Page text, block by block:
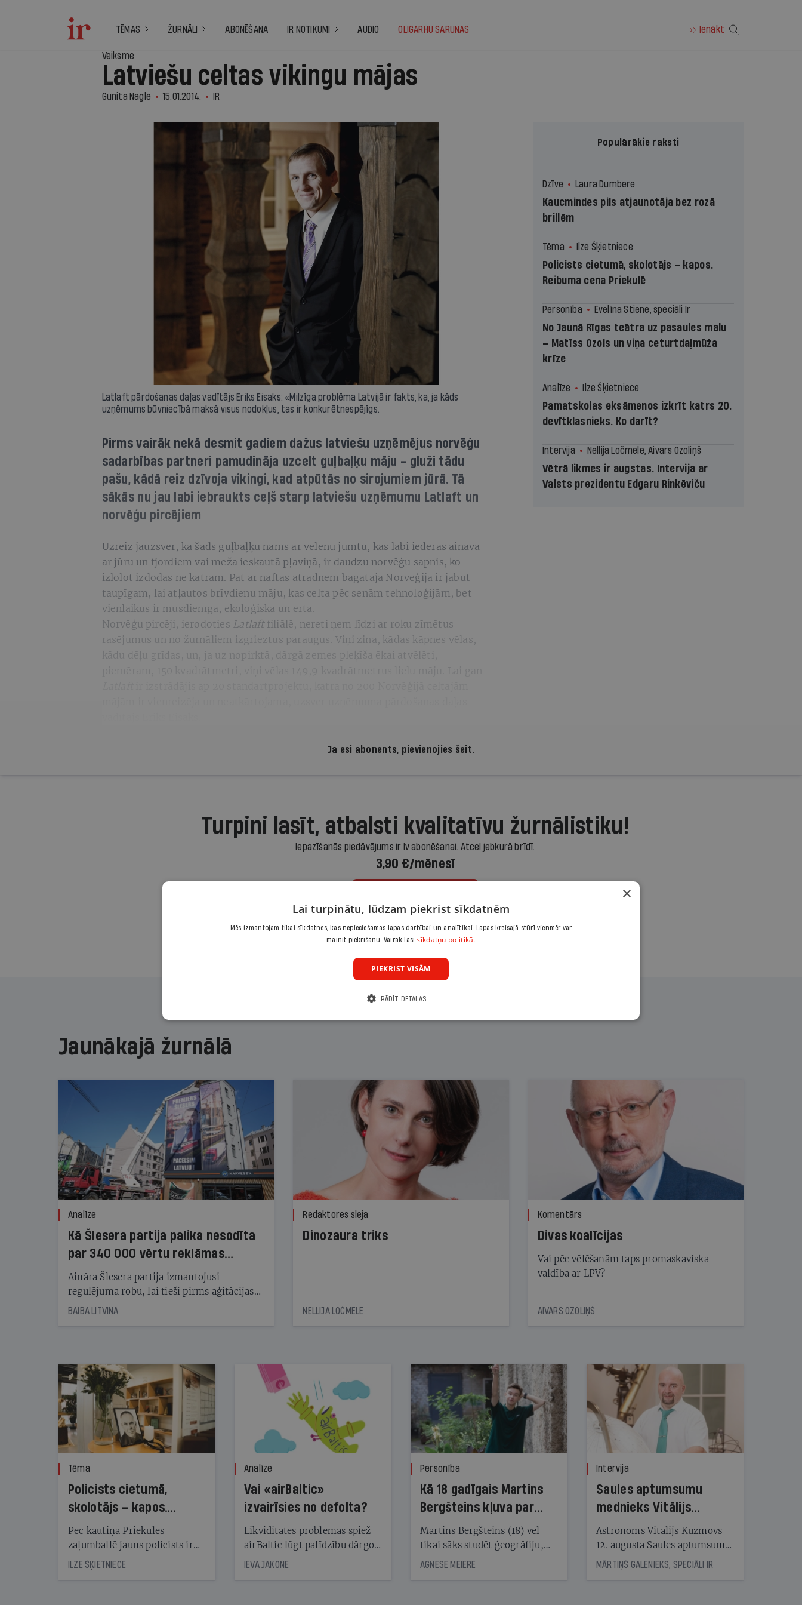
TĒMAS ŽURNĀLI ABONĒŠANA IR NOTIKUMI AUDIO OLIGARHU SARUNAS Ienākt
Veiksme
Latviešu celtas vikingu mājas
Gunita Nagle 15.01.2014. IR
Latlaft pārdošanas daļas vadītājs Eriks Eisaks: «Milzīga problēma Latvijā ir fakts, ka, ja kāds
uzņēmums būvniecībā maksā visus nodokļus, tas ir konkurētnespējīgs.
Pirms vairāk nekā desmit gadiem dažus latviešu uzņēmējus norvēģu
sadarbības partneri pamudināja uzcelt guļbaļķu māju - gluži tādu
pašu, kādā reiz dzīvoja vikingi, kad atpūtās no sirojumiem jūrā. Tā
sākās nu jau labi iebraukts ceļš starp latviešu uzņēmumu Latlaft un
norvēģu pircējiem
Uzreiz jāuzsver, ka šāds guļbaļķu nams ar velēnu jumtu, kas labi iederas ainavā
ar jūru un fjordiem vai meža ieskautā pļaviņā, ir daudzu norvēģu sapnis, ko
izlolot izdodas ne katram. Pat ar naftas atradnēm bagātajā Norvēģijā ir jābūt
taupīgam, lai atļautos brīvdienu māju, kas celta pēc senām tehnoloģijām, bet
vienlaikus ir mūsdienīga, ekoloģiska un ērta.
Norvēģu pircēji, ierodoties Latlaft filiālē, nereti ņem līdzi ar roku zīmētus
rasējumus un no žurnāliem izgrieztus paraugus. Viņi zina, kādas kāpnes vēlas,
kādu dēļu grīdas, un, ja uz nopirktā, dārgā zemes pleķīša ēkai atvēlēti,
Populārākie raksti
Dzīve Laura Dumbere
Kaucmindes pils atjaunotāja bez rozā
brillēm
Tēma Ilze Šķietniece
Policists cietumā, skolotājs – kapos.
Reibuma cena Priekulē
Personība Evelīna Stiene, speciāli Ir
No Jaunā Rīgas teātra uz pasaules malu
– Matīss Ozols un viņa ceturtdaļmūža
krīze
Analīze Ilze Šķietniece
Pamatskolas eksāmenos izkrīt katrs 20.
devītklasnieks. Ko darīt?
Intervija Nellija Ločmele, Aivars Ozoliņš
Vētrā likmes ir augstas. Intervija ar
Valsts prezidentu Edgaru Rinkēviču
Ja esi abonents, pievienojies šeit.
Turpini lasīt, atbalsti kvalitatīvu žurnālistiku!
Iepazīšanās piedāvājums ir.lv abonēšanai. Atcel jebkurā brīdī.
3,90 €/mēnesī
Citas abonēšanas iespējas meklē šeit
Jaunākajā žurnālā
Analīze
Kā Šlesera partija palika nesodīta
par 340 000 vērtu reklāmas
kampaņu
Aināra Šlesera partija izmantojusi
regulējuma robu, lai tieši pirms aģitācijas
starta izreklamētos par summu, kas
BAIBA LITVINA
Redaktores sleja
Dinozaura triks
NELLIJA LOČMELE
Komentārs
Divas koalīcijas
Vai pēc vēlēšanām taps promaskaviska
valdība ar LPV?
AIVARS OZOLIŅŠ
Tēma
Policists cietumā,
skolotājs – kapos.
Reibuma cena Priekulē
Pēc kautiņa Priekules
zaļumballē jauns policists ir
nonācis cietumā, bet
cienījams pedagogs — kapos.
ILZE ŠĶIETNIECE
Analīze
Vai «airBaltic»
izvairīsies no defolta?
Likviditātes problēmas spiež
airBaltic lūgt palīdzību dārgo
obligāciju turētājiem, taču
IEVA JAKONE
Personība
Kā 18 gadīgais Martins
Bergšteins kļuva par
laika ziņu seju?
Martins Bergšteins (18) vēl
tikai sāks studēt ģeogrāfiju,
bet viņa sacītajam jau uzticas
AGNESE MEIERE
Intervija
Saules aptumsumu
mednieks Vitālijs
Kuzmovs
Astronoms Vitālijs Kuzmovs
12. augusta Saules aptumsumu
dosies vērot Maļorkā, kur tas
būs pilns. Jau nākamajā dienā
MĀRTIŅŠ GALENIEKS, SPECIĀLI IR
×
Lai turpinātu, lūdzam piekrist sīkdatnēm
Mēs izmantojam tikai sīkdatnes, kas nepieciešamas lapas darbībai un analītikai. Lapas kreisajā stūrī vienmēr var
mainīt piekrišanu. Vairāk lasisīkdatņu politikā.
PIEKRIST VISĀM
RĀDĪT DETAĻAS